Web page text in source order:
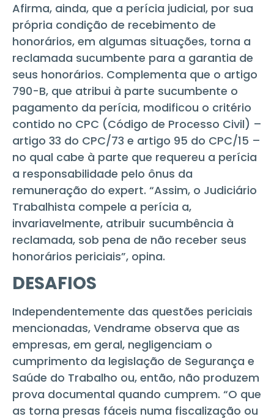
Afirma, ainda, que a perícia judicial, por sua
própria condição de recebimento de
honorários, em algumas situações, torna a
reclamada sucumbente para a garantia de
seus honorários. Complementa que o artigo
790-B, que atribui à parte sucumbente o
pagamento da perícia, modificou o critério
contido no CPC (Código de Processo Civil) –
artigo 33 do CPC/73 e artigo 95 do CPC/15 –
no qual cabe à parte que requereu a perícia
a responsabilidade pelo ônus da
remuneração do expert. “Assim, o Judiciário
Trabalhista compele a perícia a,
invariavelmente, atribuir sucumbência à
reclamada, sob pena de não receber seus
honorários periciais”, opina.
DESAFIOS
Independentemente das questões periciais
mencionadas, Vendrame observa que as
empresas, em geral, negligenciam o
cumprimento da legislação de Segurança e
Saúde do Trabalho ou, então, não produzem
prova documental quando cumprem. “O que
as torna presas fáceis numa fiscalização ou